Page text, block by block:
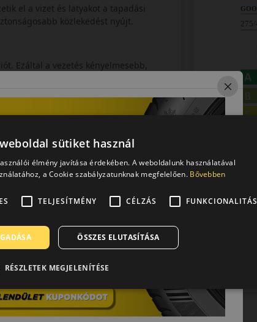
el a vizet és latyakot a tapadási
közlekedést nyújt.
Ezáltal a vezetés kényelmesebb,
téli abroncsot keresnek
társ a hideg hónapokban.
óta, fejlődésének útja
éve volt, hogy először emelkedett a
kategóriát képviselik, és többnyire
igazi amerikai márka, Európában több
nyári abroncsok az itteni fejlesztések
sütiket használ
élmény javítása érdekében. A weboldalunk használatával
a Cookie szabályzatunknak megfelelően. Bővebben
TELJESÍTMÉNY CÉLZÁS FUNKCIONALITÁS
ÖSSZES ELUTASÍTÁSA
RÉSZLETEK MEGJELENÍTÉSE